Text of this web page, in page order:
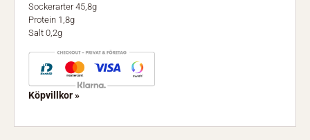
Sockerarter 45,8g
Protein 1,8g
Salt 0,2g
Köpvillkor »